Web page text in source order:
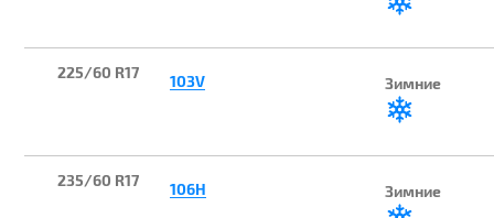
225/60 R17 103V Зимние
235/60 R17 106H Зимние